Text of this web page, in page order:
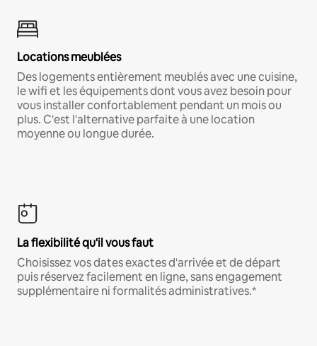
Locations meublées
Des logements entièrement meublés avec une cuisine,
le wifi et les équipements dont vous avez besoin pour
vous installer confortablement pendant un mois ou
plus. C'est l'alternative parfaite à une location
moyenne ou longue durée.
La flexibilité qu'il vous faut
Choisissez vos dates exactes d'arrivée et de départ
puis réservez facilement en ligne, sans engagement
supplémentaire ni formalités administratives.*